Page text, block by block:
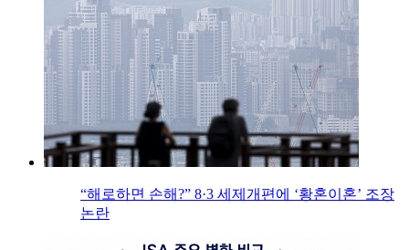
“해로하면 손해?” 8·3 세제개편에 ‘황혼이혼’ 조장
논란